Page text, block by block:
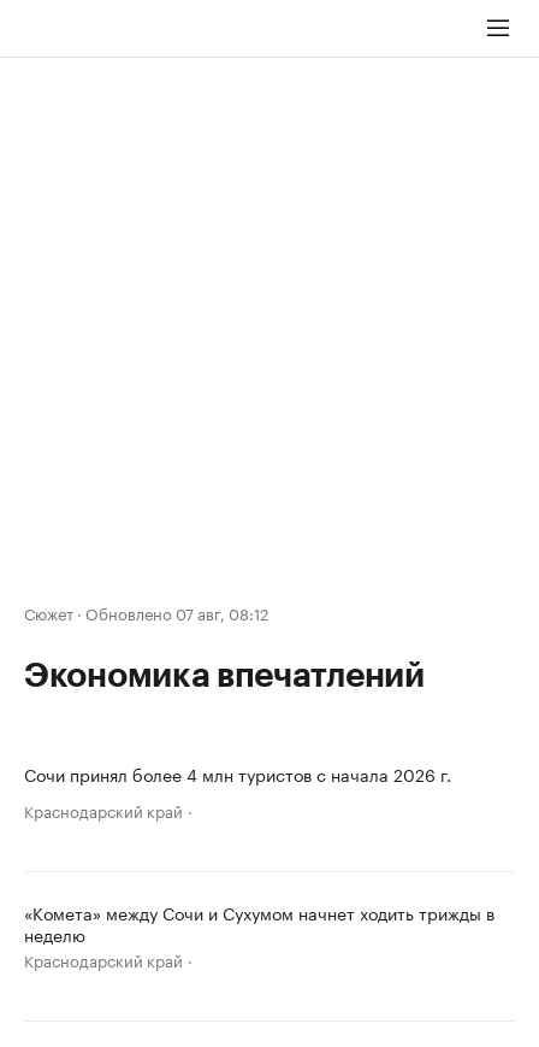
Сюжет · Обновлено 07 авг, 08:12
Экономика впечатлений
Сочи принял более 4 млн туристов с начала 2026 г.
Краснодарский край
«Комета» между Сочи и Сухумом начнет ходить трижды в
неделю
Краснодарский край